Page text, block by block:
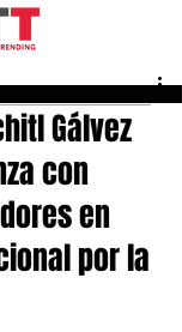
Gálvez
con
en
por la